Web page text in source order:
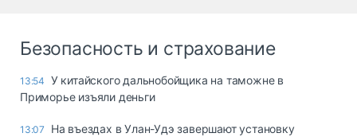
Безопасность и страхование
13:54 У китайского дальнобойщика на таможне в
Приморье изъяли деньги
13:07
Ha въeздax в Улaн-Удэ зaвepшaют ycтaнoвкy